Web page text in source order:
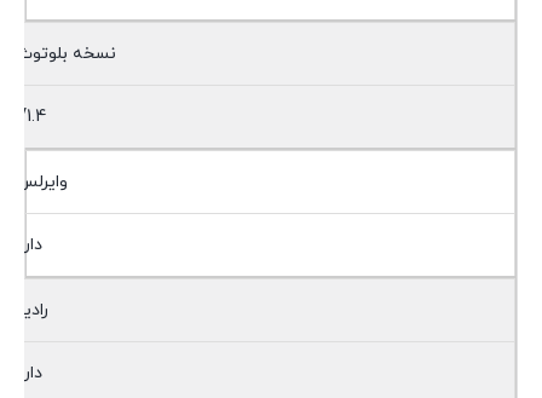
نسخه بلوتوث
V1.4
وایرلس
دارد
رادیو
دارد